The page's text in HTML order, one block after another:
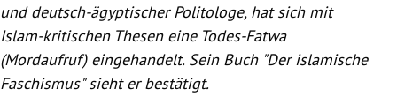
Untermenü
und deutsch-ägyptischer Politologe, hat sich mit
Islam-kritischen Thesen eine Todes-Fatwa
(Mordaufruf) eingehandelt. Sein Buch "Der islamische
Faschismus" sieht er bestätigt.